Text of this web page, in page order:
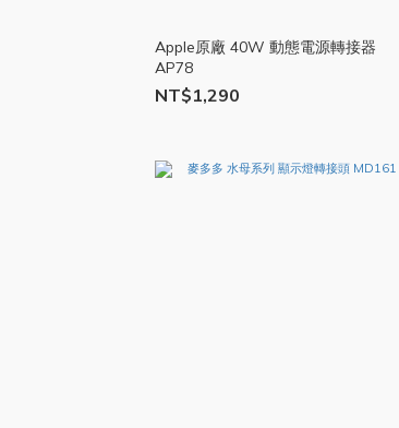
Apple原廠 40W 動態電源轉接器
AP78
NT$1,290